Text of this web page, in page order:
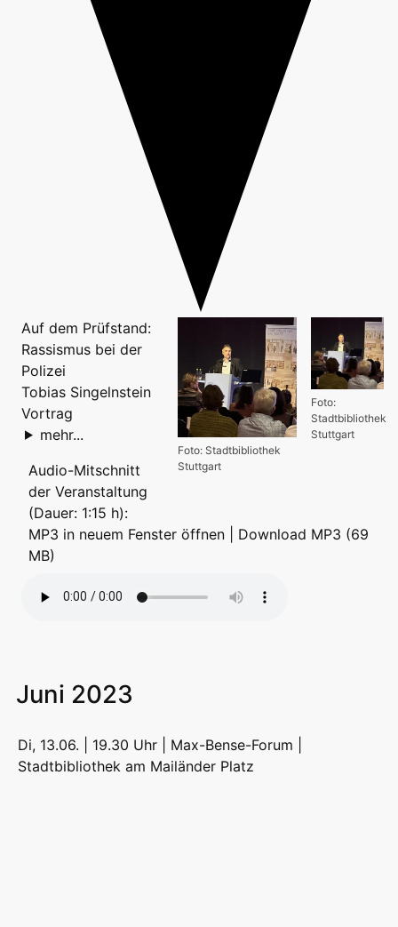
Foto:
Stadtbibliothek
Stuttgart
Foto: Stadtbibliothek
Stuttgart
Auf dem Prüfstand:
Rassismus bei der
Polizei
Tobias Singelnstein
Vortrag
mehr...
Audio-Mitschnitt
der Veranstaltung
(Dauer: 1:15 h):
MP3 in neuem Fenster öffnen
Download MP3 (69
MB)
Juni 2023
Di, 13.06. | 19.30 Uhr | Max-Bense-Forum |
Stadtbibliothek am Mailänder Platz